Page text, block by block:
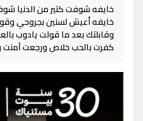
خايفه شوفت كتير من الدنيا
خايفه أعيش لسنين بجروحي
وقابلتك بعد ما قولت يادوب
كفرت بالحب خلاص ورجعت آمنت